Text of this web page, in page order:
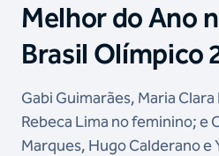
Melhor do Ano
Brasil Olímpico
Gabi Guimarães, Maria
Rebeca Lima no feminino; e
Marques, Hugo Calderano e